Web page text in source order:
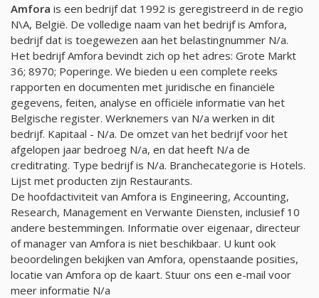
Amfora is een bedrijf dat 1992 is geregistreerd in de regio
N\A, België. De volledige naam van het bedrijf is Amfora,
bedrijf dat is toegewezen aan het belastingnummer N/a.
Het bedrijf Amfora bevindt zich op het adres: Grote Markt
36; 8970; Poperinge. We bieden u een complete reeks
rapporten en documenten met juridische en financiële
gegevens, feiten, analyse en officiële informatie van het
Belgische register. Werknemers van N/a werken in dit
bedrijf. Kapitaal - N/a. De omzet van het bedrijf voor het
afgelopen jaar bedroeg N/a, en dat heeft N/a de
creditrating. Type bedrijf is N/a. Branchecategorie is Hotels.
Lijst met producten zijn Restaurants.
De hoofdactiviteit van Amfora is Engineering, Accounting,
Research, Management en Verwante Diensten, inclusief 10
andere bestemmingen. Informatie over eigenaar, directeur
of manager van Amfora is niet beschikbaar. U kunt ook
beoordelingen bekijken van Amfora, openstaande posities,
locatie van Amfora op de kaart. Stuur ons een e-mail voor
meer informatie N/a